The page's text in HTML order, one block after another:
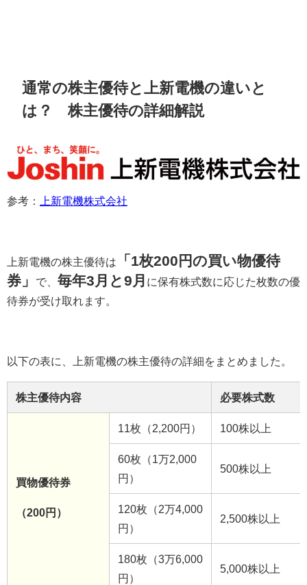
通常の株主優待と上新電機の違いと
は？ 株主優待の詳細解説
参考： 上新電機株式会社
上新電機の株主優待は
「1枚200円の買い物優待
券」
で、 毎年3月と9月 に保有株式数に応じた枚数の優
待券が受け取れます。
以下の表に、上新電機の株主優待の詳細をまとめました。
株主優待内容 必要株式数
買物優待券
（200円）
11枚（2,200円） 100株以上
60枚（1万2,000
円）
500株以上
120枚（2万4,000
円）
2,500株以上
180枚（3万6,000
円）
5,000株以上